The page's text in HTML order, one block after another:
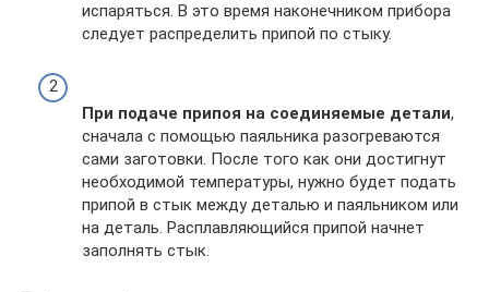
испаряться. В это время наконечником прибора
следует распределить припой по стыку.
При подаче припоя на соединяемые детали,
сначала с помощью паяльника разогреваются
сами заготовки. После того как они достигнут
необходимой температуры, нужно будет подать
припой в стык между деталью и паяльником или
на деталь. Расплавляющийся припой начнет
заполнять стык.